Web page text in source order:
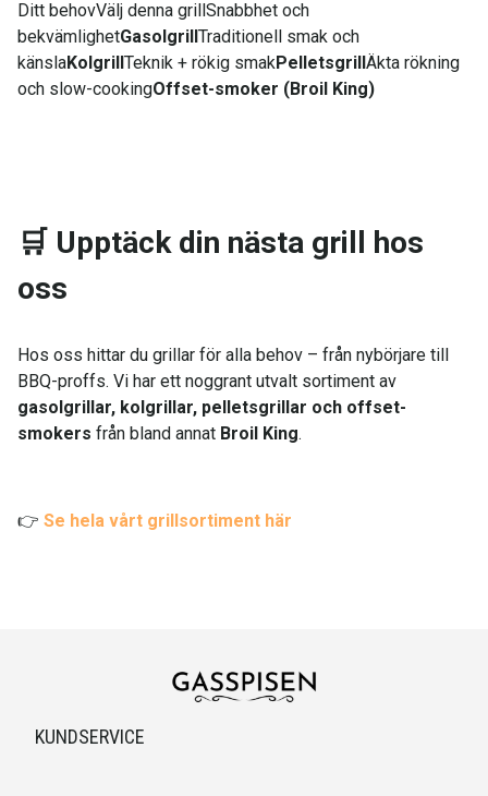
Ditt behovVälj denna grillSnabbhet och
bekvämlighetGasolgrillTraditionell smak och
känslaKolgrillTeknik + rökig smakPelletsgrillÄkta rökning
och slow-cookingOffset-smoker (Broil King)
🛒 Upptäck din nästa grill hos
oss
Hos oss hittar du grillar för alla behov – från nybörjare till
BBQ-proffs. Vi har ett noggrant utvalt sortiment av
gasolgrillar, kolgrillar, pelletsgrillar och offset-
smokers från bland annat Broil King.
👉 Se hela vårt grillsortiment här
KUNDSERVICE